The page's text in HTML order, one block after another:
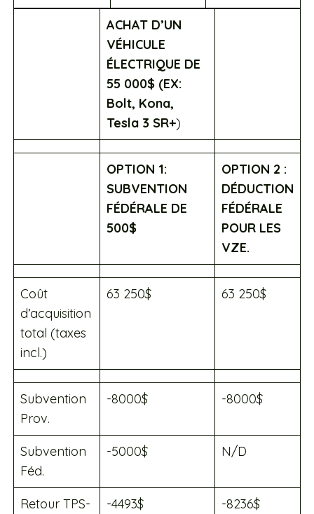
ACHAT D’UN
VÉHICULE
ÉLECTRIQUE DE
55 000$ (EX:
Bolt, Kona,
Tesla 3 SR+)
OPTION 1:
SUBVENTION
FÉDÉRALE DE
500$
OPTION 2 :
DÉDUCTION
FÉDÉRALE
POUR LES
VZE.
Coût
d’acquisition
total (taxes
incl.)
63 250$ 63 250$
Subvention
Prov.
-8000$ -8000$
Subvention
Féd.
-5000$ N/D
Retour TPS-
-4493$ -8236$